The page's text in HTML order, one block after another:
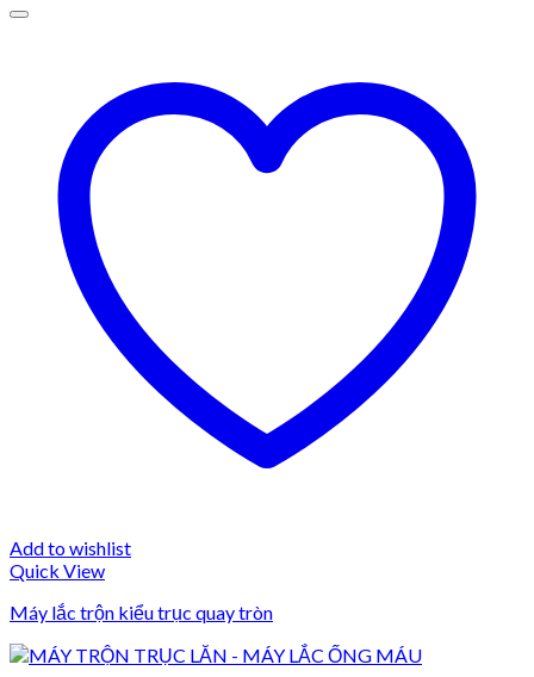
Add to wishlist
Quick View
Máy lắc trộn kiểu trục quay tròn